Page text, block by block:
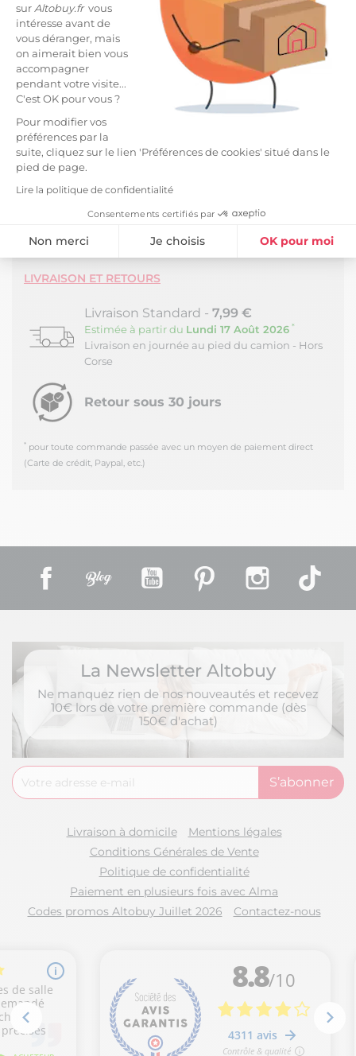
sur Altobuy.frvous
intéresse avant de
vous déranger, mais
on aimerait bien vous
accompagner
pendant votre visite...
C'est OK pour vous ?
Pour modifier vos
préférences par la
suite, cliquez sur le lien 'Préférences de cookies' situé dans le
pied de page.
Lire la politique de confidentialité
Consentements certifiés par
Non merci Je choisis OK pour moi
Olivier artificiel en polyéthylène hauteur 120cm.
Faites entrer l’esprit du Sud dans votre décoration
avec cet olivier artificiel authentique et pratique !
Son feuillage finement travaillé et ses petites olives
réalistes recréent l’authenticité et le charme naturel
de cet arbre emblématique. Il apporte une touche
chaleureuse et raffinée à tous vos espaces, qu’ils
soient modernes ou traditionnels. Parfait pour
sublimer votre intérieur sans contrainte.
Structure en polypropylène. Usage : Intérieur
Dimensions : 30 x 30 x H120cm.
LIVRAISON ET RETOURS
Livraison Standard - 7,99 €
Estimée à partir du Lundi 17 Août 2026 *
Livraison en journée au pied du camion - Hors
Corse
Retour sous 30 jours
* pour toute commande passée avec un moyen de paiement direct
(Carte de crédit, Paypal, etc.)
Facebook YouTube Pinterest Instagram
La Newsletter Altobuy
Ne manquez rien de nos nouveautés et recevez
10€ lors de votre première commande (dès
150€ d'achat)
Livraison à domicile
Mentions légales
Conditions Générales de Vente
Politique de confidentialité
Paiement en plusieurs fois avec Alma
Codes promos Altobuy Juillet 2026
Contactez-nous